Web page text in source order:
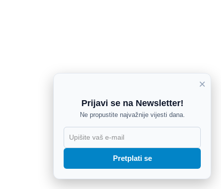
×
Prijavi se na Newsletter!
Ne propustite najvažnije vijesti dana.
Pretplati se